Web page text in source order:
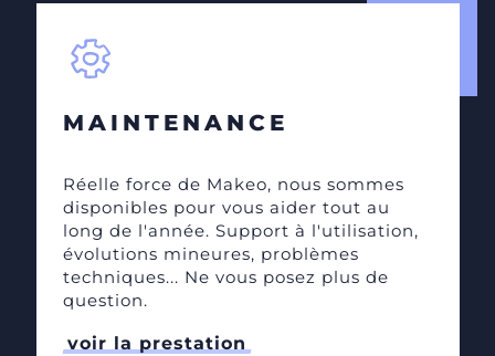
MAINTENANCE
Réelle force de Makeo, nous sommes
disponibles pour vous aider tout au
long de l'année. Support à l'utilisation,
évolutions mineures, problèmes
techniques... Ne vous posez plus de
question.
voir la prestation